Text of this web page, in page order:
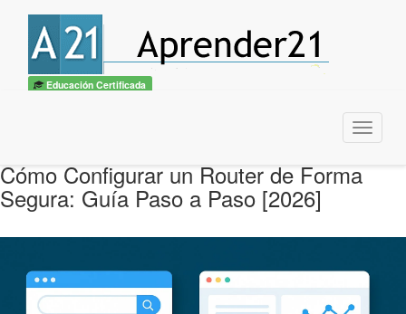
Educación Certificada
Menu
Cómo Configurar un Router de Forma
Segura: Guía Paso a Paso [2026]